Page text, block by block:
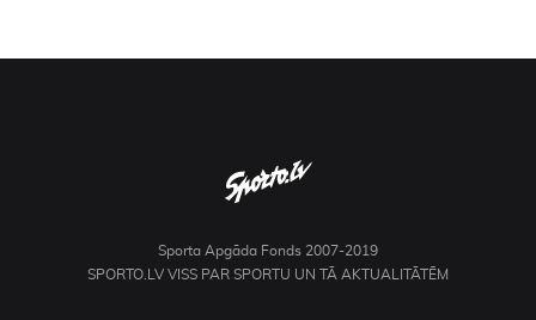
Sporta Apgāda Fonds 2007-2019
SPORTO.LV VISS PAR SPORTU UN TĀ AKTUALITĀTĒM